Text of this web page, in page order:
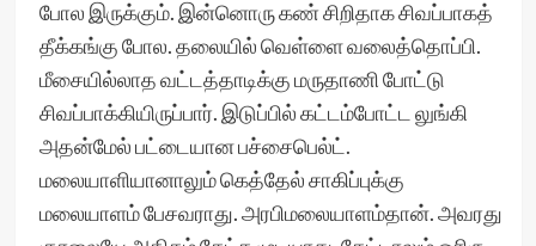
போல இருக்கும். இன்னொரு கண் சிறிதாக சிவப்பாகத்
தீக்கங்கு போல. தலையில் வெள்ளை வலைத்தொப்பி.
மீசையில்லாத வட்டத்தாடிக்கு மருதாணி போட்டு
சிவப்பாக்கியிருப்பார். இடுப்பில் கட்டம்போட்ட லுங்கி
அதன்மேல் பட்டையான பச்சைபெல்ட்.
மலையாளியானாலும் கெத்தேல் சாகிப்புக்கு
மலையாளம் பேசவராது. அரபிமலையாளம்தான். அவரது